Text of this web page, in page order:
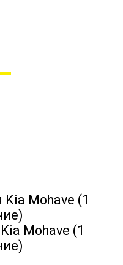
Mohave (1